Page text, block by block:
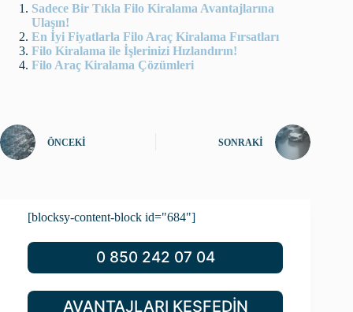
Sadece Bir Tıkla Filo Kiralama Avantajlarına
Ulaşın!
En İyi Fiyatlarla Filo Araç Kiralama Fırsatları
Filo Kiralama ile İşlerinizi Hızlandırın!
Filo Araç Kiralama Çözümleri
ÖNCEKI SONRAKI
[blocksy-content-block id="684"]
0 850 242 07 04
AVANTAJLARI KEŞFEDİN